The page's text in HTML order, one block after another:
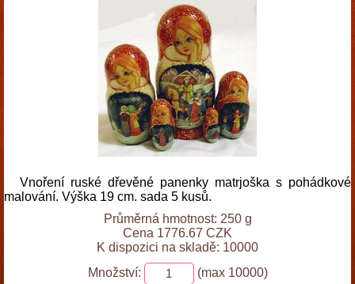
Vnoření ruské dřevěné panenky matrjoška s pohádkové
malování. Výška 19 cm. sada 5 kusů.
Průměrná hmotnost: 250 g
Cena 1776.67 CZK
K dispozici na skladě: 10000
Množství:
(max 10000)